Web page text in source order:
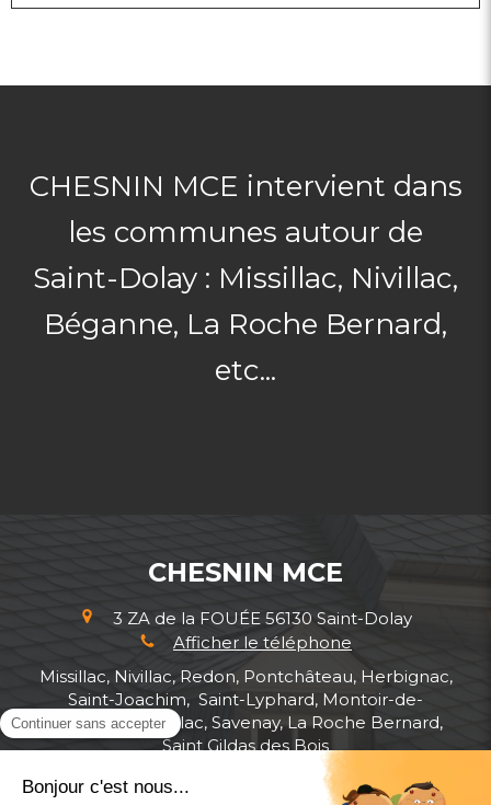
CHESNIN MCE intervient dans
les communes autour de
Saint-Dolay : Missillac, Nivillac,
Béganne, La Roche Bernard,
etc...
CHESNIN MCE
3 ZA de la FOUÉE 56130 Saint-Dolay
Afficher le téléphone
Missillac, Nivillac, Redon, Pontchâteau, Herbignac,
Saint-Joachim, Saint-Lyphard, Montoir-de-
Bretagne, Muzillac, Savenay, La Roche Bernard,
Saint Gildas des Bois
Plan du site